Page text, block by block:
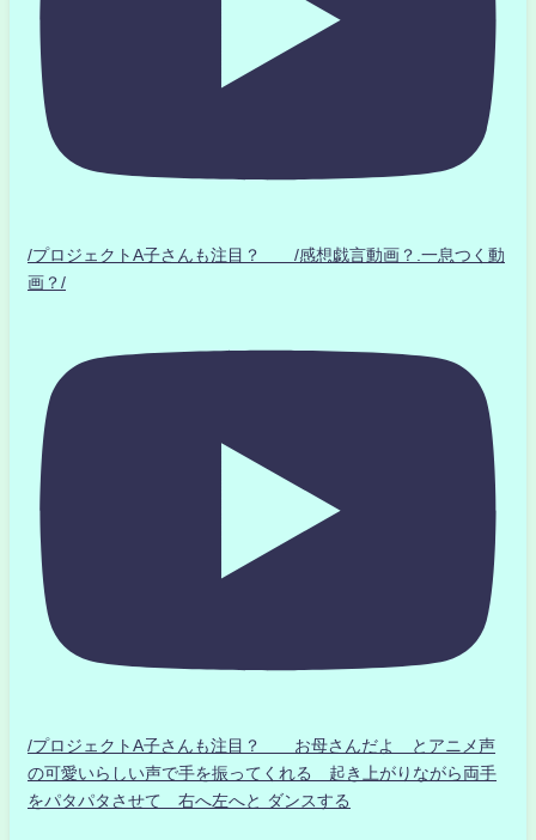
/プロジェクトA子さんも注目？ /感想戯言動画？.一息つく動
画？/
/プロジェクトA子さんも注目？ お母さんだよ とアニメ声
の可愛いらしい声で手を振ってくれる 起き上がりながら両手
をパタパタさせて 右へ左へと ダンスする